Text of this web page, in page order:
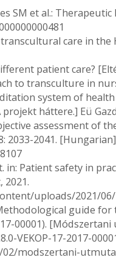
SM et al.: Therapeutic
care in
patient care?
to transculture in
system of
háttere.] Eü
assessment
2033-2041. [Hungarian]
in: Patient safety in
2021.
uploads/2021/
Methodological guide
00001).
VEKOP-17-2017-
modszertani-